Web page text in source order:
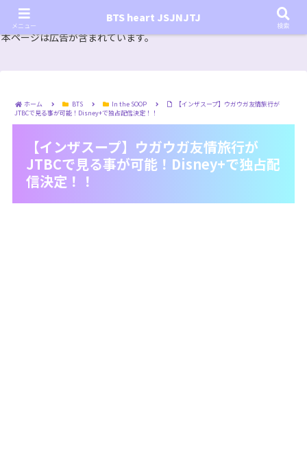
『In the SOOP BTS ver.』シーズン2放送決定！いつから始まる？インザスープの放送開始日・視聴
方法は？【In the SOOP BTS ver. Season 2】
本ページは広告が含まれています。
ホーム BTS In the SOOP
【インザスープ】ウガウガ友情旅行が
JTBCで見る事が可能！Disney+で独占配信決定！！
【インザスープ】ウガウガ友情旅行が
JTBCで見る事が可能！Disney+で独占配
信決定！！
メニュー
BTS heart JSJNJTJ
検索